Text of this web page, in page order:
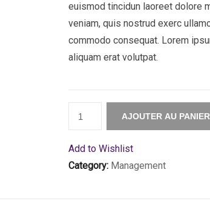
euismod tincidun laoreet dolore
veniam, quis nostrud exerc
commodo consequat. Lorem
aliquam erat volutpat.
Quantité AJOUTER AU PANIER
Add to Wishlist
Category: Management